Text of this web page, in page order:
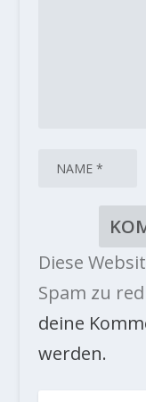
Diese
Spam zu
deine
werden.